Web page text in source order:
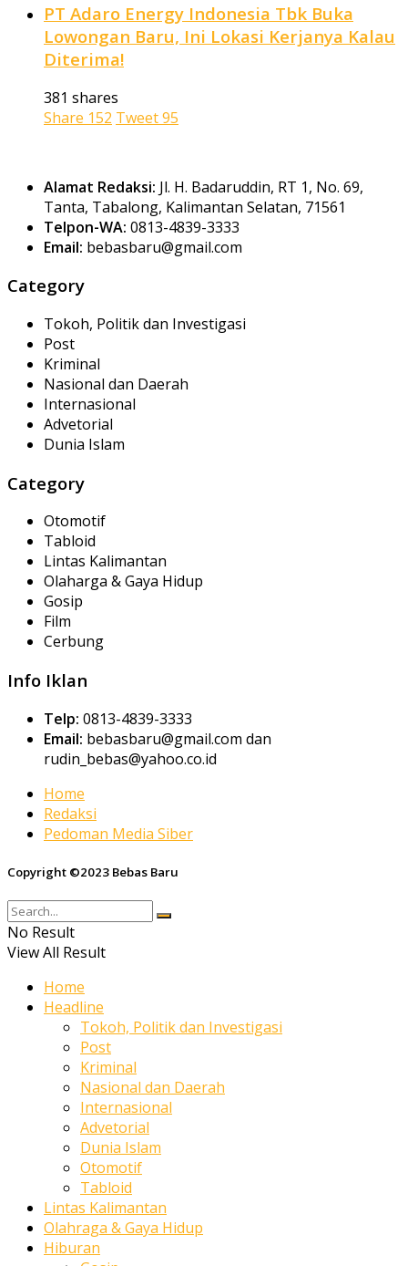
PT Adaro Energy Indonesia Tbk Buka
Lowongan Baru, Ini Lokasi Kerjanya Kalau
Diterima!
381 shares
Share 152 Tweet95
Alamat Redaksi: Jl. H. Badaruddin, RT 1, No. 69,
Tanta, Tabalong, Kalimantan Selatan, 71561
Telpon-WA: 0813-4839-3333
Email: bebasbaru@gmail.com
Category
Tokoh, Politik dan Investigasi
Post
Kriminal
Nasional dan Daerah
Internasional
Advetorial
Dunia Islam
Category
Otomotif
Tabloid
Lintas Kalimantan
Olaharga & Gaya Hidup
Gosip
Film
Cerbung
Info Iklan
Telp: 0813-4839-3333
Email: bebasbaru@gmail.com dan
rudin_bebas@yahoo.co.id
Home
Redaksi
Pedoman Media Siber
Copyright ©2023 Bebas Baru
No Result
View All Result
Home
Headline
Tokoh, Politik dan Investigasi
Post
Kriminal
Nasional dan Daerah
Internasional
Advetorial
Dunia Islam
Otomotif
Tabloid
Lintas Kalimantan
Olahraga & Gaya Hidup
Hiburan